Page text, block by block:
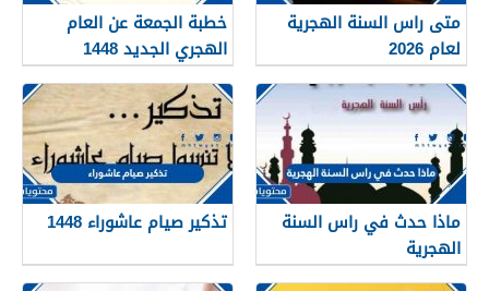
متى راس السنة الهجرية
لعام 2026
خطبة الجمعة عن العام
الهجري الجديد 1448
ماذا حدث في راس السنة
الهجرية
تذكير صيام عاشوراء 1448